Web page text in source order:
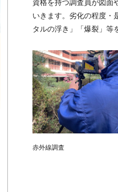
資格を持つ調査員が図面
いきます。劣化の程度・
タルの浮き」「爆裂」等
赤外線調査